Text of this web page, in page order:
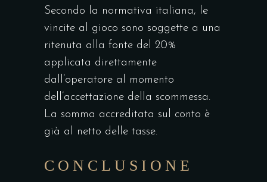
Secondo la normativa italiana, le
vincite al gioco sono soggette a una
ritenuta alla fonte del 20%
applicata direttamente
dall’operatore al momento
dell’accettazione della scommessa.
La somma accreditata sul conto è
già al netto delle tasse.
CONCLUSIONE